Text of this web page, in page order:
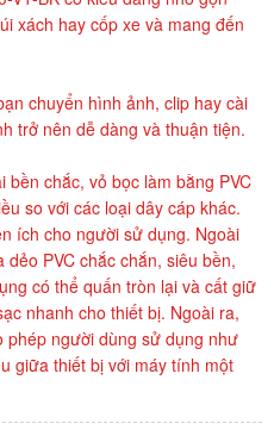
xách hay cốp xe và mang đến
chuyển hình ảnh, clip hay cài
trở nên dễ dàng và thuận tiện.
chắc, vỏ bọc làm bằng PVC
so với các loại dây cáp khác.
ích cho người sử dụng. Ngoài
PVC chắc chắn, siêu bền,
có thể quấn tròn lại và cất giữ
nhanh cho thiết bị. Ngoài ra,
phép người dùng sử dụng như
giữa thiết bị với máy tính một